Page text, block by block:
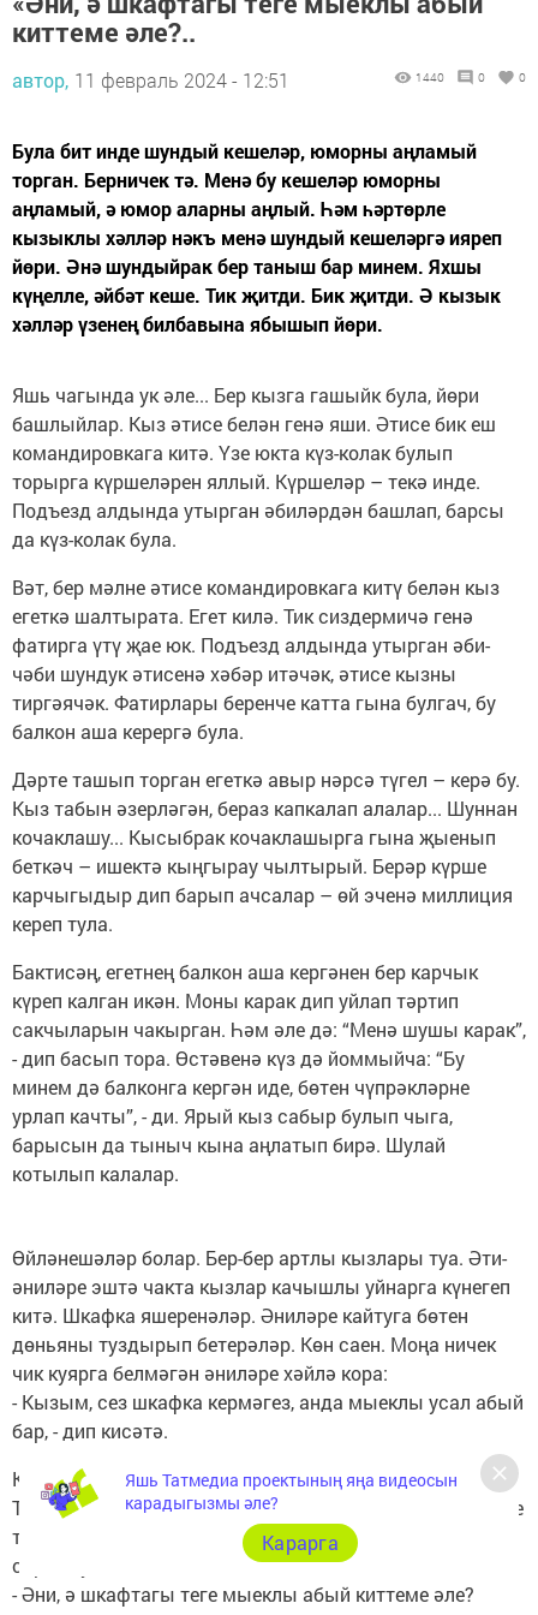
киттеме әле?..
автор, 11 февраль 2024 - 12:51 1440 0 0
Була бит инде шундый кешеләр, юморны аңламый
торган. Берничек тә. Менә бу кешеләр юморны
аңламый, ә юмор аларны аңлый. Һәм һәртөрле
кызыклы хәлләр нәкъ менә шундый кешеләргә ияреп
йөри. Әнә шундыйрак бер таныш бар минем. Яхшы
күңелле, әйбәт кеше. Тик җитди. Бик җитди. Ә кызык
хәлләр үзенең билбавына ябышып йөри.
Яшь чагында ук әле... Бер кызга гашыйк була, йөри
башлыйлар. Кыз әтисе белән генә яши. Әтисе бик еш
командировкага китә. Үзе юкта күз-колак булып
торырга күршеләрен яллый. Күршеләр – текә инде.
Подъезд алдында утырган әбиләрдән башлап, барсы
да күз-колак була.
Вәт, бер мәлне әтисе командировкага китү белән кыз
егеткә шалтырата. Егет килә. Тик сиздермичә генә
фатирга үтү җае юк. Подъезд алдында утырган әби-
чәби шундук әтисенә хәбәр итәчәк, әтисе кызны
тиргәячәк. Фатирлары беренче катта гына булгач, бу
балкон аша керергә була.
Дәрте ташып торган егеткә авыр нәрсә түгел – керә бу.
Кыз табын әзерләгән, бераз капкалап алалар... Шуннан
кочаклашу... Кысыбрак кочаклашырга гына җыенып
беткәч – ишектә кыңгырау чылтырый. Берәр күрше
карчыгыдыр дип барып ачсалар – өй эченә миллиция
кереп тула.
Бактисәң, егетнең балкон аша кергәнен бер карчык
күреп калган икән. Моны карак дип уйлап тәртип
сакчыларын чакырган. Һәм әле дә: “Менә шушы карак”,
- дип басып тора. Өстәвенә күз дә йоммыйча: “Бу
минем дә балконга кергән иде, бөтен чүпрәкләрне
урлап качты”, - ди. Ярый кыз сабыр булып чыга,
барысын да тыныч кына аңлатып бирә. Шулай
котылып калалар.
Өйләнешәләр болар. Бер-бер артлы кызлары туа. Әти-
әниләре эштә чакта кызлар качышлы уйнарга күнегеп
китә. Шкафка яшеренәләр. Әниләре кайтуга бөтен
дөньяны туздырып бетерәләр. Көн саен. Моңа ничек
чик куярга белмәгән әниләре хәйлә кора:
- Кызым, сез шкафка кермәгез, анда мыеклы усал абый
бар, - дип кисәтә.
Кызлар чынлап та шкафны туздырмый башлый.
Тынычланалар. Ә көннәрнең берендә, җыелышып кичке
табында утырганда өлкәнрәк кызлары шыпырт кына
сорап куя:
- Әни, ә шкафтагы теге мыеклы абый киттеме әле?
Яшь Татмедиа проектының яңа видеосын
карадыгызмы әле?
Карарга